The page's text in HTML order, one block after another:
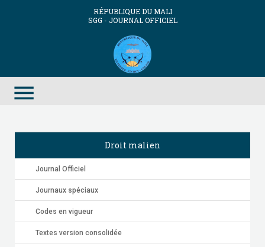
RÉPUBLIQUE DU MALI
SGG - JOURNAL OFFICIEL
menu
Droit malien
Journal Officiel
Journaux spéciaux
Codes en vigueur
Textes version consolidée